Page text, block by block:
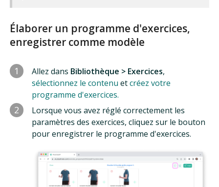
Élaborer un programme d'exercices,
enregistrer comme modèle
1 Allez dans Bibliothèque > Exercices,
sélectionnez le contenu etcréez votre
programme d'exercices.
2
Lorsque vous avez réglé correctement les
paramètres des exercices, cliquez sur le bouton
pour enregistrer le programme d'exercices.